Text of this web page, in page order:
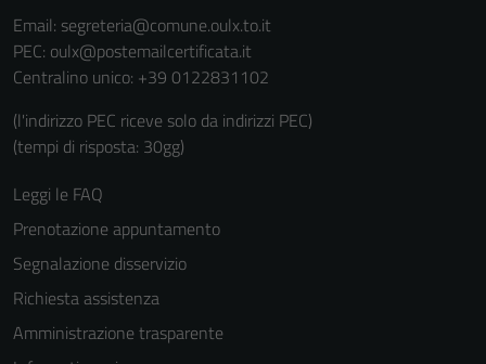
Email: segreteria@comune.oulx.to.it
PEC: oulx@postemailcertificata.it
Centralino unico: +39 0122831102
(l'indirizzo PEC riceve solo da indirizzi PEC)
(tempi di risposta: 30gg)
Leggi le FAQ
Prenotazione appuntamento
Segnalazione disservizio
Richiesta assistenza
Amministrazione trasparente